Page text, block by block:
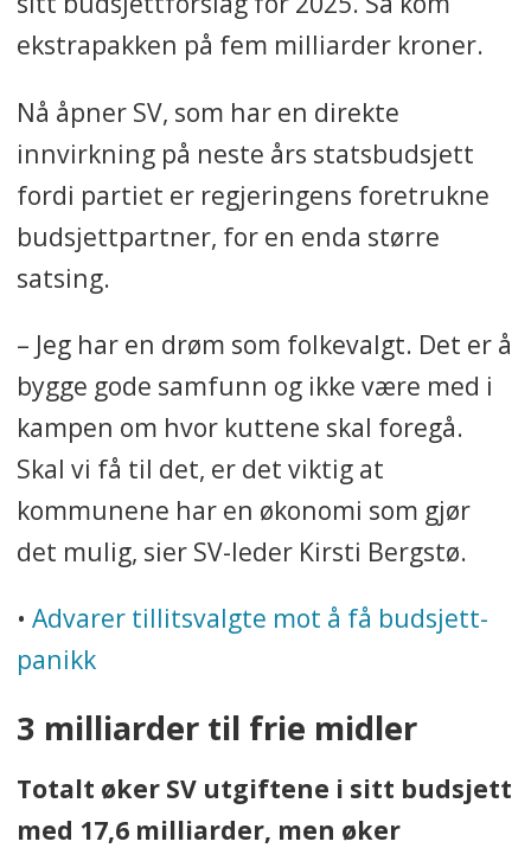
ekstrapakken på fem milliarder kroner.
Nå åpner SV, som har en direkte
innvirkning på neste års statsbudsjett
fordi partiet er regjeringens foretrukne
budsjettpartner, for en enda større
satsing.
– Jeg har en drøm som folkevalgt. Det er å
bygge gode samfunn og ikke være med i
kampen om hvor kuttene skal foregå.
Skal vi få til det, er det viktig at
kommunene har en økonomi som gjør
det mulig, sier SV-leder Kirsti Bergstø.
• Advarer tillitsvalgte mot å få budsjett-
panikk
3 milliarder til frie midler
Totalt øker SV utgiftene i sitt budsjett
med 17,6 milliarder, men øker